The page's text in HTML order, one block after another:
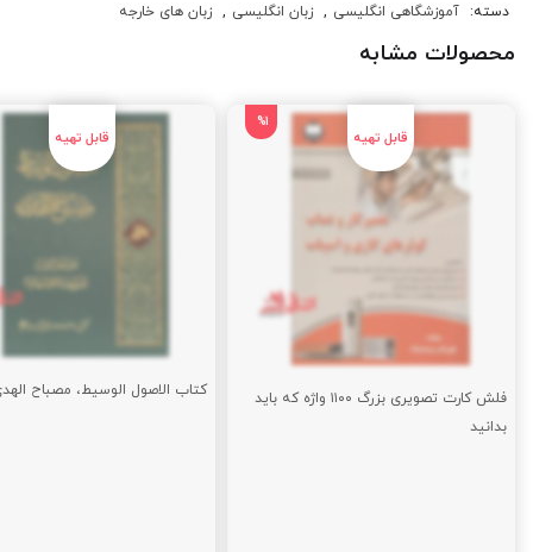
دسته: آموزشگاهی انگلیسی , زبان انگلیسی , زبان های خارجه
محصولات مشابه
فلش کارت تصویری بزرگ ۱۱۰۰ واژه که باید
بدانید
کتاب الاصول الوسیط، مصباح